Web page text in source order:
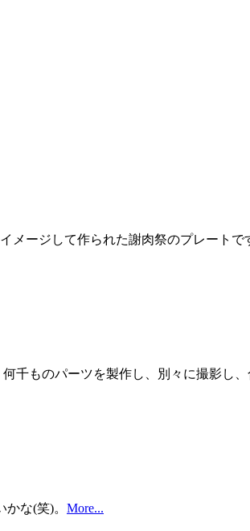
メージして作られた謝肉祭のプレートで
何千ものパーツを製作し、別々に撮影し
な(笑)。 More...